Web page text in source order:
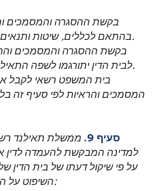
בהתאם לכללים, שיטות ותנאים שנקבעו בתקנות השרים.
לבית הדין יתורגמו לשפה התאילנדית ויאושרו לתרגום נכון.
המסמכים והראיות לפי סעיף זה
סעיף 9.
ממשלת תאילנד
למדינה המבקשת להעמדה לדין או
על פי שיקול דעתו של בית הדין
השיפוט על ההליכים, במקרים הבאים: